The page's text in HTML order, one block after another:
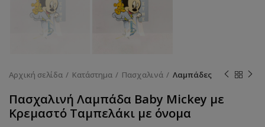
Αρχική σελίδα Κατάστημα Πασχαλινά Λαμπάδες
Πασχαλινή Λαμπάδα Baby Mickey με
Κρεμαστό Ταμπελάκι με όνομα